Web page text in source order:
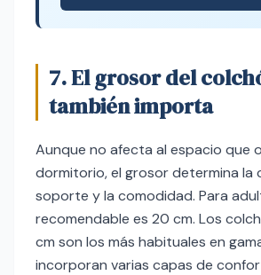
7. El grosor del
también importa
Aunque no afecta al espacio que
dormitorio, el grosor determina la
soporte y la comodidad. Para
recomendable es 20 cm. Los
cm son los más habituales en
incorporan varias capas de